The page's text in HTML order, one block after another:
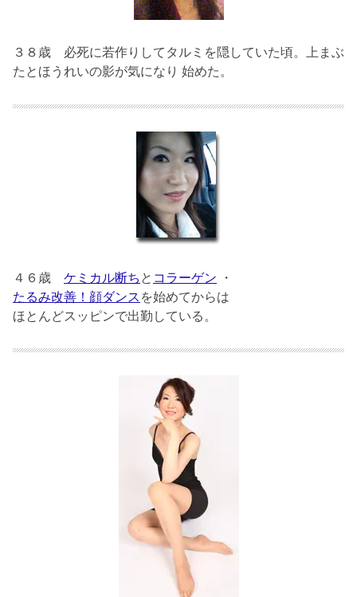
３８歳 必死に若作りしてタルミを隠していた頃。上まぶ
たとほうれいの影が気になり 始めた。
４６歳 ケミカル断ち と コラーゲン ・
たるみ改善！顔ダンス を始めてからは
ほとんどスッピンで出勤している。